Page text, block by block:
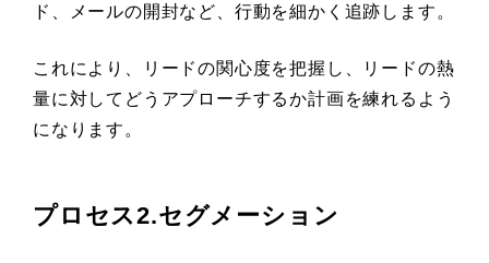
ド、メールの開封など、行動を細かく追跡します。
これにより、リードの関心度を把握し、リードの熱
量に対してどうアプローチするか計画を練れるよう
になります。
プロセス2.セグメーション